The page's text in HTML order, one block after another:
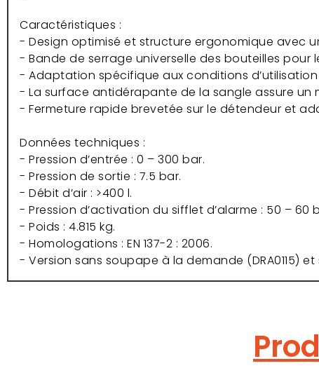
Caractéristiques :
- Design optimisé et structure ergonomique avec
- Bande de serrage universelle des bouteilles pour
- Adaptation spécifique aux conditions
- La surface antidérapante de la sangle assure un
- Fermeture rapide brevetée sur le détendeur et
Données techniques :
- Pression d’entrée : 0 – 300 bar.
- Pression de sortie : 7.5 bar.
- Débit d’air : >400 l.
- Pression d’activation du sifflet d’alarme : 50 – 60
- Poids : 4.815 kg.
- Homologations : EN 137-2 : 2006.
- Version sans soupape à la demande (DRA0115)